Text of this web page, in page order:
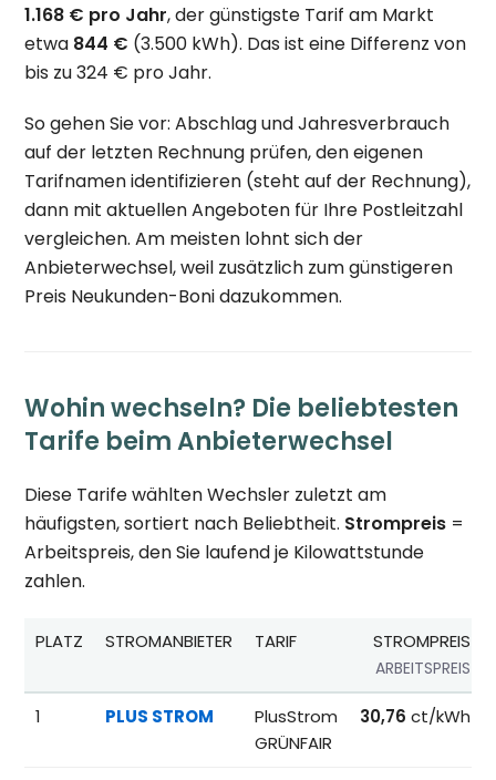
1.168 € pro Jahr, der günstigste Tarif am Markt
etwa 844 € (3.500 kWh). Das ist eine Differenz von
bis zu 324 € pro Jahr.
So gehen Sie vor: Abschlag und Jahresverbrauch
auf der letzten Rechnung prüfen, den eigenen
Tarifnamen identifizieren (steht auf der Rechnung),
dann mit aktuellen Angeboten für Ihre Postleitzahl
vergleichen. Am meisten lohnt sich der
Anbieterwechsel, weil zusätzlich zum günstigeren
Preis Neukunden-Boni dazukommen.
Wohin wechseln? Die beliebtesten
Tarife beim Anbieterwechsel
Diese Tarife wählten Wechsler zuletzt am
häufigsten, sortiert nach Beliebtheit. Strompreis =
Arbeitspreis, den Sie laufend je Kilowattstunde
zahlen.
Beliebteste Tarife beim Anbieterwechsel;
PLATZ STROMANBIETER TARIF STROMPREIS
ARBEITSPREIS
1 PLUS STROM
PlusStrom
GRÜNFAIR
30,76 ct/kWh